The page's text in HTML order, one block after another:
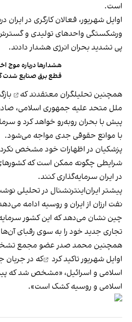
است.
اوایل شهریور، فعالان کارگری در ایران
ورشکستگی واحدهای تولیدی و
پی تشدید بحران انرژی هشدار دادند.
هشدارها درباره موج
قطع برق صنایع شدت
همچنین تحلیلگران معتقدند که
ملل متحد علیه جمهوری اسلامی،
پیش با بحران روبه‌رو خواهد کرد و
با موانع حقوقی جدی مواجه می‌شود.
پزشکیان در اظهارات خود مشخص
شرایطی چگونه ممکن است که
در ایران سرمایه‌گذاری کنند.
پیشتر ایران‌اینترنشنال در تحلیلی
نفت ارزان از ایران و روسیه ادامه
چین نشان می‌دهد که این کشور
تجاری جدید خود را به سوی رقبای آن‌ها
همچنین محمد صدر عضو مجمع
اوایل شهریور تاکید کرد
که در
اسلامی و اسرائیل، «مشخص شد که
اسلامی و روسیه کشک است».